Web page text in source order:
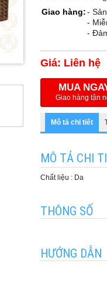
Giao hàng: -
-
-
Giá: Liên hệ
MUA
Giao hàng tận
Mô tả chi tiết
MÔ TẢ CHI
Chất liệu : Da
THÔNG SỐ
HƯỚNG DẪN